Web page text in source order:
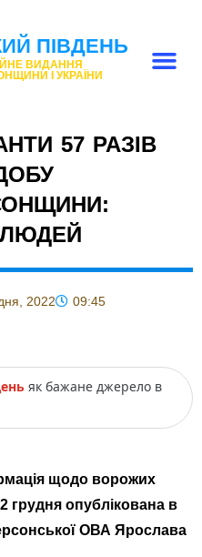
ПІВДЕНЬ
ВИДАННЯ
І УКРАЇНИ
57 РАЗІВ
2022
09:45
як бажане джерело в
щодо ворожих
грудня опублікована в
ОВА Ярослава